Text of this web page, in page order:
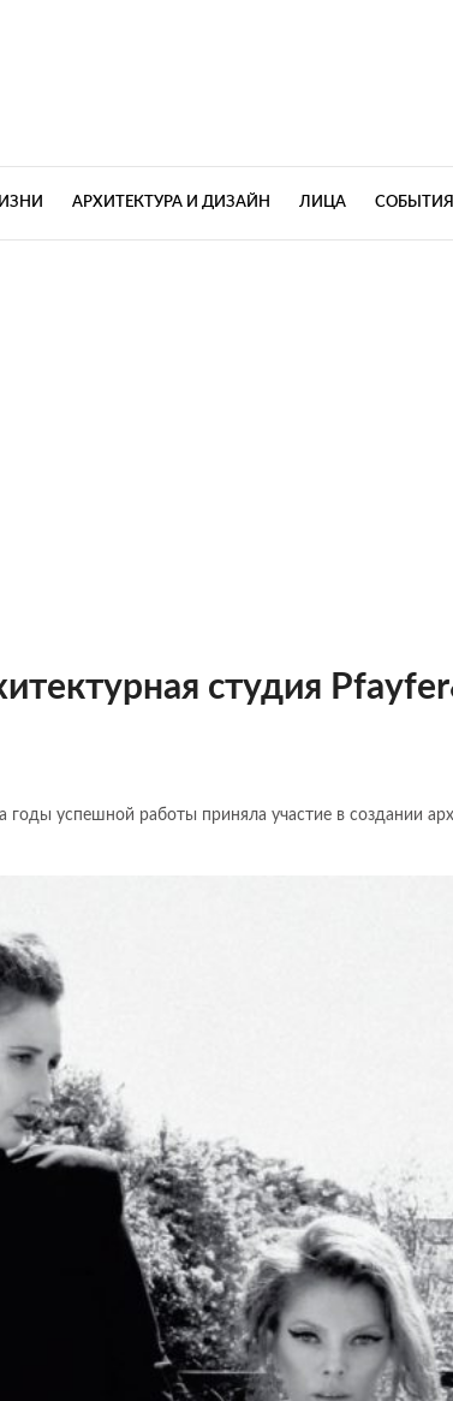
АРХИТЕКТУРА И ДИЗАЙН ЛИЦА СОБЫТИЯ
студия
годы успешной работы приняла участие в создании